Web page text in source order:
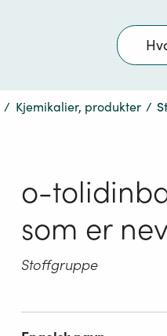
Søk
/ Kjemikalier, produkter /
o-
som er
Stoffgruppe